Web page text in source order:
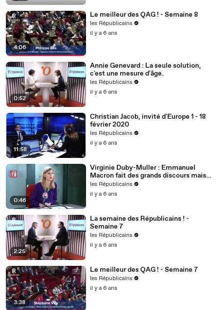
4:06
Le meilleur des QAG ! - Semaine 8
les Républicains
il y a 6 ans
0:52
Annie Genevard : La seule solution,
c'est une mesure d'âge.
les Républicains
il y a 6 ans
11:58
Christian Jacob, invité d'Europe 1 - 18
février 2020
les Républicains
il y a 6 ans
0:46
Virginie Duby-Muller : Emmanuel
Macron fait des grands discours mais
nous voulons des actes !
les Républicains
il y a 6 ans
2:25
La semaine des Républicains ! -
Semaine 7
les Républicains
il y a 6 ans
3:38
Le meilleur des QAG ! - Semaine 7
les Républicains
il y a 6 ans